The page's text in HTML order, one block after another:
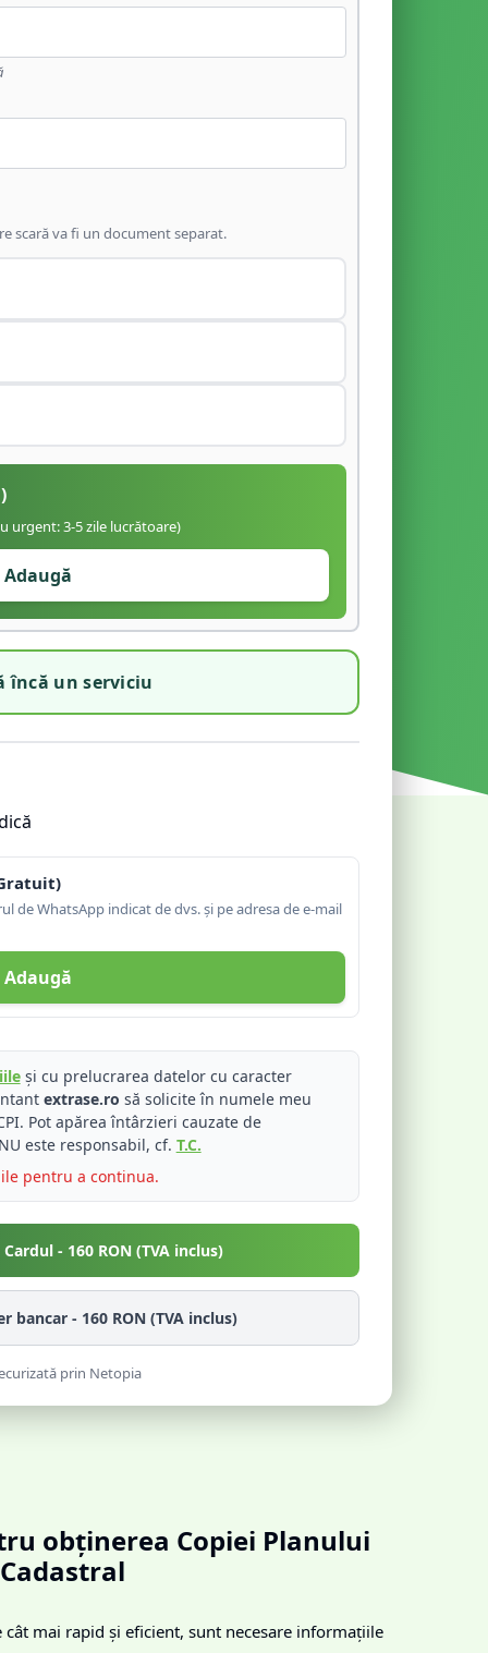
scară va fi un document separat.
urgent: 3-5 zile lucrătoare)
Adaugă
încă un serviciu
de WhatsApp indicat de dvs. și pe adresa de e-mail
Adaugă
și cu prelucrarea datelor cu caracter
extrase.ro să solicite în numele meu
Pot apărea întârzieri cauzate de
este responsabil, cf. T.C.
pentru a continua.
- 160 RON (TVA inclus)
bancar - 160 RON (TVA inclus)
prin Netopia
obținerea Copiei Planului
Cadastral
cât mai rapid și eficient, sunt necesare informațiile